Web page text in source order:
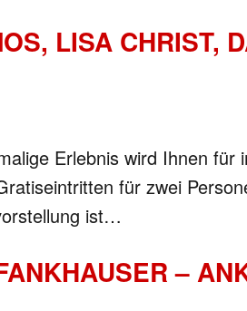
LISA CHRIST,
Erlebnis wird Ihnen
für zwei
ist…
–